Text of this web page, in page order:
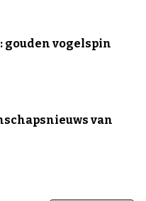
gouden vogelspin
van